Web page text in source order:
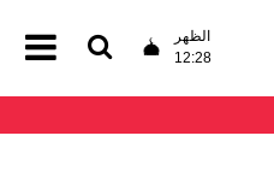
الظهر
12:28